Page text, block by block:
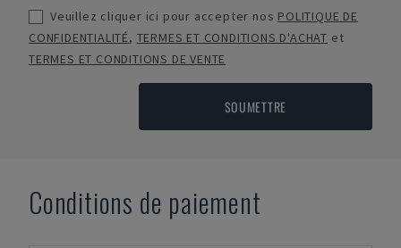
Veuillez cliquer ici pour accepter nos POLITIQUE DE
CONFIDENTIALITÉ, TERMES ET CONDITIONS D'ACHAT et
TERMES ET CONDITIONS DE VENTE
SOUMETTRE
Conditions de paiement